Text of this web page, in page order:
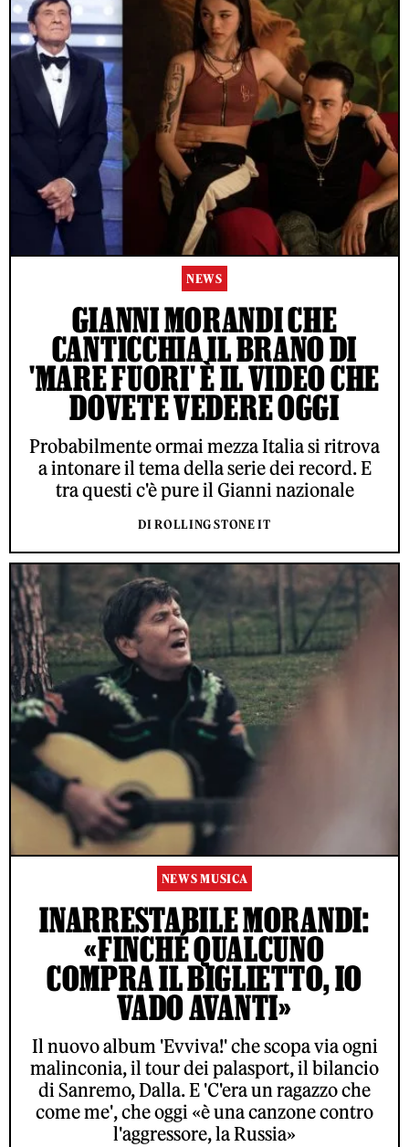
NEWS
GIANNI MORANDI CHE
CANTICCHIA IL BRANO DI
'MARE FUORI' È IL VIDEO CHE
DOVETE VEDERE OGGI
Probabilmente ormai mezza Italia si ritrova
a intonare il tema della serie dei record. E
tra questi c'è pure il Gianni nazionale
DI ROLLING STONE IT
NEWS MUSICA
INARRESTABILE MORANDI:
«FINCHÉ QUALCUNO
COMPRA IL BIGLIETTO, IO
VADO AVANTI»
Il nuovo album 'Evviva!' che scopa via ogni
malinconia, il tour dei palasport, il bilancio
di Sanremo, Dalla. E 'C'era un ragazzo che
come me', che oggi «è una canzone contro
l'aggressore, la Russia»